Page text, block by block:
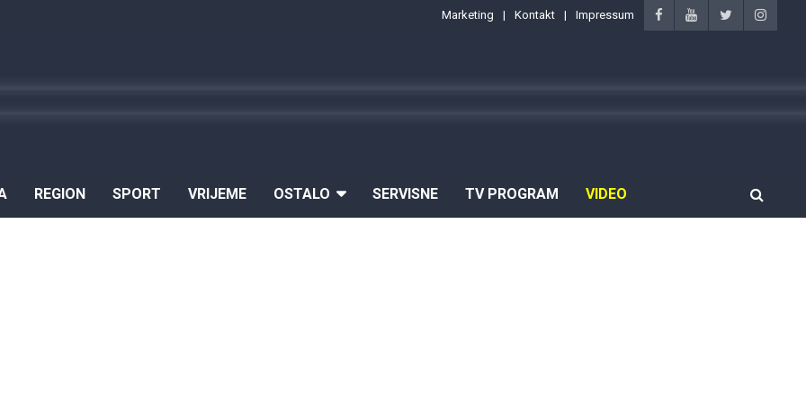
Marketing Kontakt Impressum
REGION SPORT VRIJEME OSTALO SERVISNE TV PROGRAM VIDEO